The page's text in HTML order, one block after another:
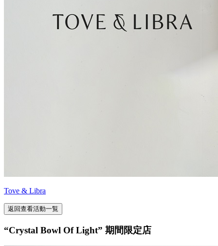
Tove & Libra
返回查看活動一覧
“Crystal Bowl Of Light” 期間限定店